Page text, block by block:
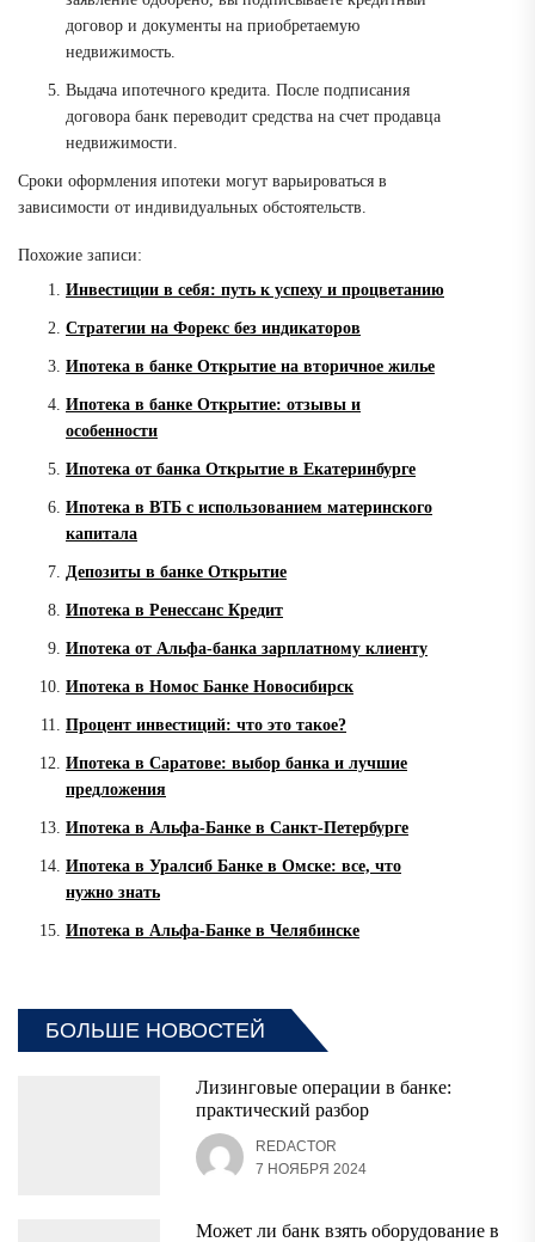
договор и документы на приобретаемую
недвижимость.
Выдача ипотечного кредита. После подписания
договора банк переводит средства на счет продавца
недвижимости.
Сроки оформления ипотеки могут варьироваться в
зависимости от индивидуальных обстоятельств.
Похожие записи:
Инвестиции в себя: путь к успеху и процветанию
Стратегии на Форекс без индикаторов
Ипотека в банке Открытие на вторичное жилье
Ипотека в банке Открытие: отзывы и
особенности
Ипотека от банка Открытие в Екатеринбурге
Ипотека в ВТБ с использованием материнского
капитала
Депозиты в банке Открытие
Ипотека в Ренессанс Кредит
Ипотека от Альфа-банка зарплатному клиенту
Ипотека в Номос Банке Новосибирск
Процент инвестиций: что это такое?
Ипотека в Саратове: выбор банка и лучшие
предложения
Ипотека в Альфа-Банке в Санкт-Петербурге
Ипотека в Уралсиб Банке в Омске: все, что
нужно знать
Ипотека в Альфа-Банке в Челябинске
БОЛЬШЕ НОВОСТЕЙ
Лизинговые операции в банке:
практический разбор
REDACTOR
7 НОЯБРЯ 2024
Может ли банк взять оборудование в